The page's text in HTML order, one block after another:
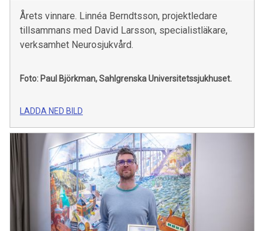
Årets vinnare. Linnéa Berndtsson, projektledare
tillsammans med David Larsson, specialistläkare,
verksamhet Neurosjukvård.
Foto: Paul Björkman, Sahlgrenska Universitetssjukhuset.
LADDA NED BILD